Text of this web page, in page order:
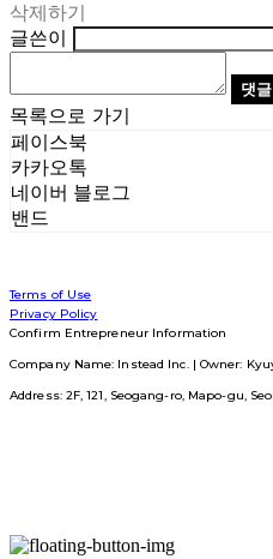
삭제하기
글쓴이
댓
목록으로 가기
페이스북
카카오톡
네이버 블로그
밴드
Terms of Use
Privacy Policy
Confirm Entrepreneur Information
Company Name: Instead Inc. | Owner:
Address: 2F, 121, Seogang-ro, Mapo-gu,